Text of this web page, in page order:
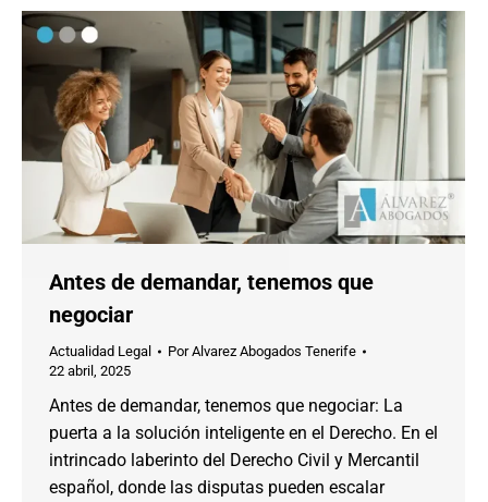
Antes de demandar, tenemos que
negociar
Actualidad Legal PorAlvarez Abogados Tenerife
22 abril, 2025
Antes de demandar, tenemos que negociar: La
puerta a la solución inteligente en el Derecho. En el
intrincado laberinto del Derecho Civil y Mercantil
español, donde las disputas pueden escalar